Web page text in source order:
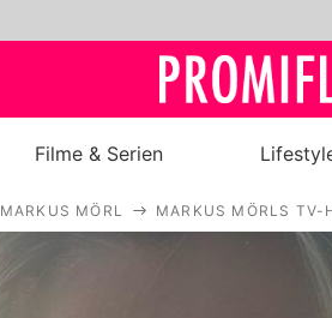
Royals
Filme & Serien
MARKUS MÖRL MARKUS MÖRLS TV-